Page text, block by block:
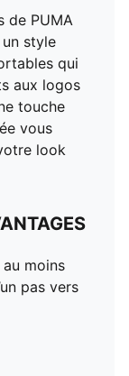
de PUMA
style
qui
aux logos
touche
vous
look
moins
pas vers